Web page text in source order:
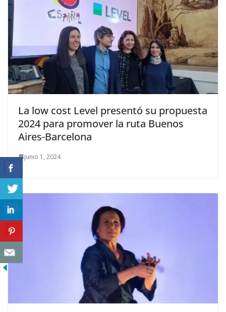
La low cost Level presentó su propuesta
2024 para promover la ruta Buenos
Aires-Barcelona
junio 1, 2024